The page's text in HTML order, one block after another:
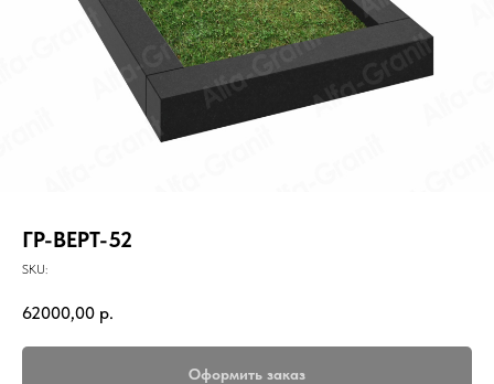
ГР-ВЕРТ-52
SKU:
62000,00 р.
Оформить заказ